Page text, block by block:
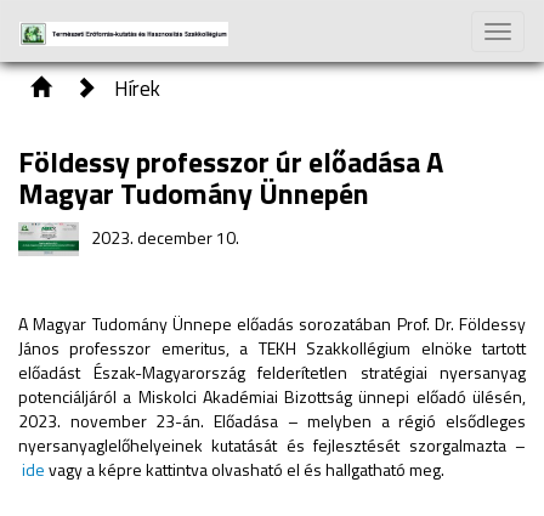
Toggle
Hírek
Földessy professzor úr előadása A
Magyar Tudomány Ünnepén
2023. december 10.
A Magyar Tudomány Ünnepe előadás sorozatában Prof. Dr. Földessy
János professzor emeritus, a TEKH Szakkollégium elnöke tartott
előadást Észak-Magyarország felderítetlen stratégiai nyersanyag
potenciáljáról a Miskolci Akadémiai Bizottság ünnepi előadó ülésén,
2023. november 23-án. Előadása – melyben a régió elsődleges
nyersanyaglelőhelyeinek kutatását és fejlesztését szorgalmazta –
idevagy a képre kattintva olvasható el és hallgatható meg.